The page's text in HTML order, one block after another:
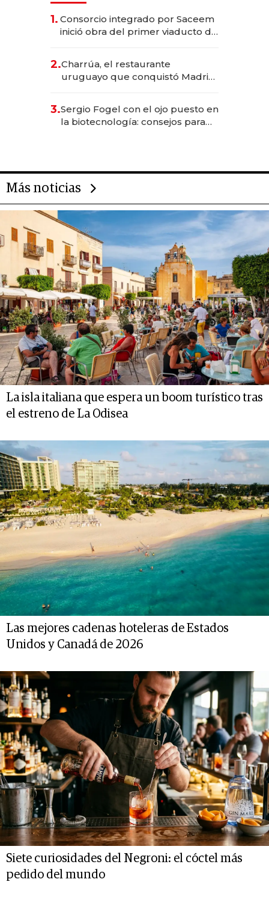
1. Consorcio integrado por Saceem
inició obra del primer viaducto de
millones
2.Charrúa, el restaurante
uruguayo que conquistó Madrid:
anticipación y prepara apertura
3.Sergio Fogel con el ojo puesto en
la biotecnología: consejos para
Más noticias
La isla italiana que espera un boom turístico tras
el estreno de La Odisea
Las mejores cadenas hoteleras de Estados
Unidos y Canadá de 2026
Siete curiosidades del Negroni: el cóctel más
pedido del mundo